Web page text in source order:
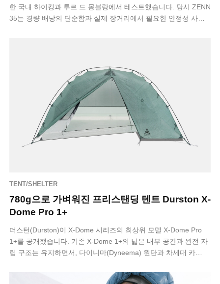
한 국내 하이킹과 투르 드 몽블랑에서 테스트했습니다. 당시 ZENN
35는 경량 배낭의 단순함과 실제 장거리에서 필요한 안정성 사이
TENT/SHELTER
780g으로 가벼워진 프리스탠딩 텐트 Durston X-
Dome Pro 1+
더스턴(Durston)이 X-Dome 시리즈의 최상위 모델 X-Dome Pro
1+를 공개했습니다. 기존 X-Dome 1+의 넓은 내부 공간과 완전 자
립 구조는 유지하면서, 다이니마(Dyneema) 원단과 차세대 카…